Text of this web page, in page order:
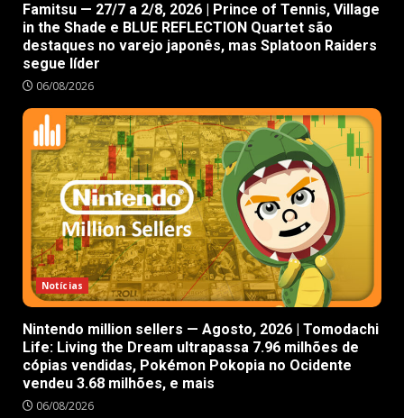
Famitsu — 27/7 a 2/8, 2026 | Prince of Tennis, Village
in the Shade e BLUE REFLECTION Quartet são
destaques no varejo japonês, mas Splatoon Raiders
segue líder
06/08/2026
Notícias
Nintendo million sellers — Agosto, 2026 | Tomodachi
Life: Living the Dream ultrapassa 7.96 milhões de
cópias vendidas, Pokémon Pokopia no Ocidente
vendeu 3.68 milhões, e mais
06/08/2026